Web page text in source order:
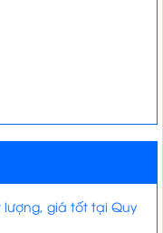
giá tốt tại Quy